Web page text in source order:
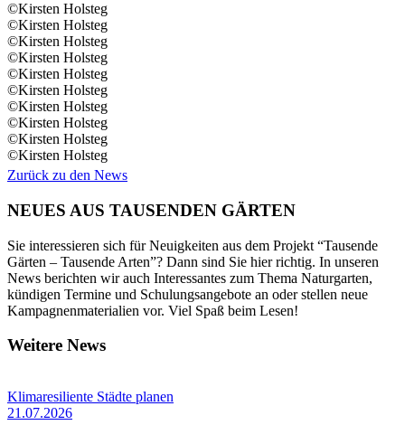
©Kirsten Holsteg
©Kirsten Holsteg
©Kirsten Holsteg
©Kirsten Holsteg
©Kirsten Holsteg
©Kirsten Holsteg
©Kirsten Holsteg
©Kirsten Holsteg
©Kirsten Holsteg
©Kirsten Holsteg
Zurück zu den News
NEUES AUS TAUSENDEN GÄRTEN
Sie interessieren sich für Neuigkeiten aus dem Projekt “Tausende
Gärten – Tausende Arten”? Dann sind Sie hier richtig. In unseren
News berichten wir auch Interessantes zum Thema Naturgarten,
kündigen Termine und Schulungsangebote an oder stellen neue
Kampagnenmaterialien vor. Viel Spaß beim Lesen!
Weitere News
Klimaresiliente Städte planen
21.07.2026